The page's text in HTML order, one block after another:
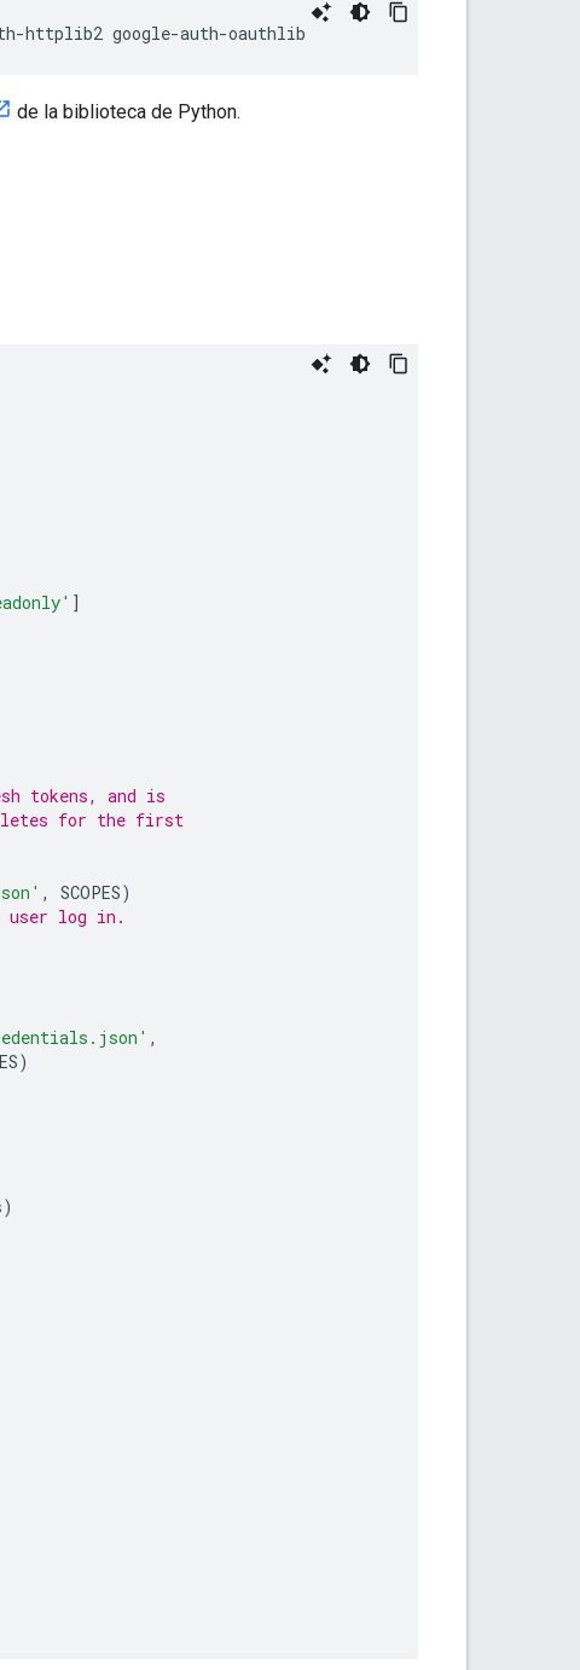
-httplib2 google-auth-oauthlib
de la biblioteca de Python.
]
tokens, and is
for the first
, SCOPES)
log in.
,
)
)